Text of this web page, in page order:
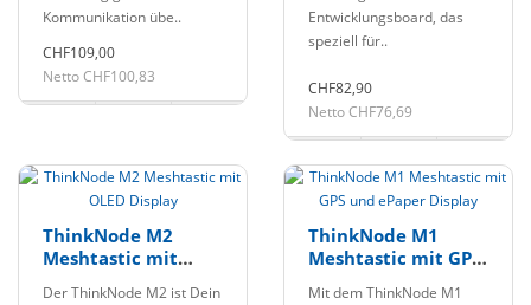
Kommunikation übe..
CHF109,00
Netto CHF100,83
Entwicklungsboard, das
speziell für..
CHF82,90
Netto CHF76,69
ThinkNode M2
Meshtastic mit
Der ThinkNode M2 ist Dein
ThinkNode M1
Meshtastic mit GPS
Mit dem ThinkNode M1